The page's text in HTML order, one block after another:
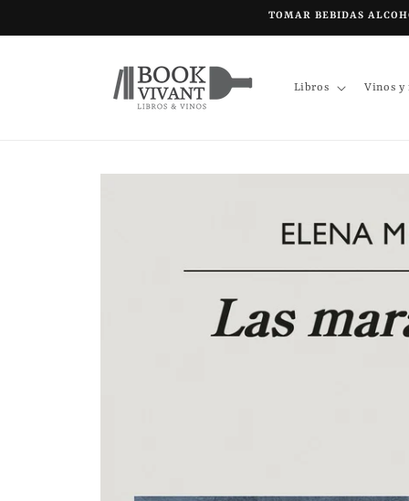
al contenido
TOMAR BEBIDAS
Libros Vinos y
directamente